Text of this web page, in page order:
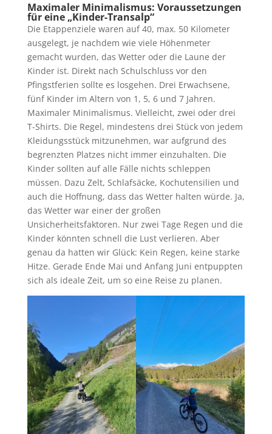
Maximaler Minimalismus: Voraussetzungen
für eine „Kinder-Transalp“
Die Etappenziele waren auf 40, max. 50 Kilometer
ausgelegt, je nachdem wie viele Höhenmeter
gemacht wurden, das Wetter oder die Laune der
Kinder ist. Direkt nach Schulschluss vor den
Pfingstferien sollte es losgehen. Drei Erwachsene,
fünf Kinder im Altern von 1, 5, 6 und 7 Jahren.
Maximaler Minimalismus. Vielleicht, zwei oder drei
T-Shirts. Die Regel, mindestens drei Stück von jedem
Kleidungsstück mitzunehmen, war aufgrund des
begrenzten Platzes nicht immer einzuhalten. Die
Kinder sollten auf alle Fälle nichts schleppen
müssen. Dazu Zelt, Schlafsäcke, Kochutensilien und
auch die Hoffnung, dass das Wetter halten würde. Ja,
das Wetter war einer der großen
Unsicherheitsfaktoren. Nur zwei Tage Regen und die
Kinder könnten schnell die Lust verlieren. Aber
genau da hatten wir Glück: Kein Regen, keine starke
Hitze. Gerade Ende Mai und Anfang Juni entpuppten
sich als ideale Zeit, um so eine Reise zu planen.